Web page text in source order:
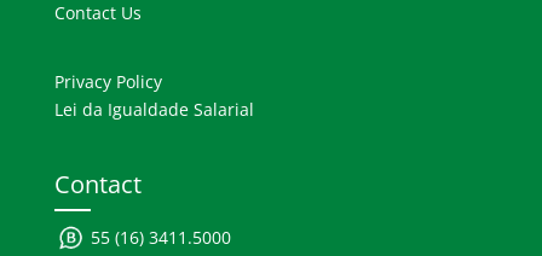
Contact Us
Privacy Policy
Lei da Igualdade Salarial
Contact
55 (16) 3411.5000